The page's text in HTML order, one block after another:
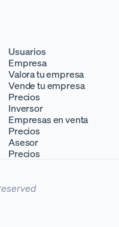
Usuarios
Empresa
Valora tu empresa
Vende tu empresa
Precios
Inversor
Empresas en venta
Precios
Asesor
Precios